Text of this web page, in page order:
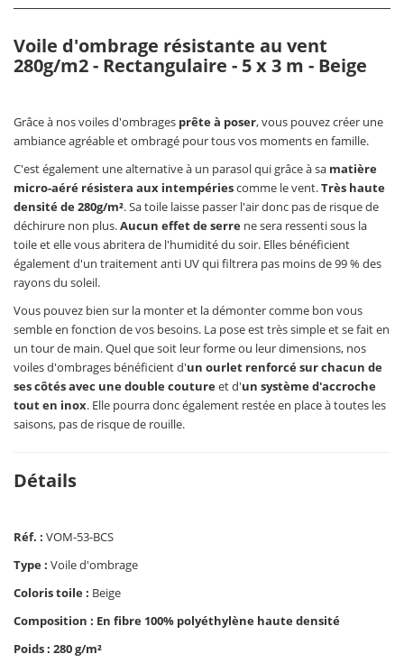
Voile d'ombrage résistante au vent
280g/m2 - Rectangulaire - 5 x 3 m - Beige
Grâce à nos voiles d'ombrages prête à poser, vous pouvez créer une
ambiance agréable et ombragé pour tous vos moments en famille.
C'est également une alternative à un parasol qui grâce à sa matière
micro-aéré résistera aux intempériescomme le vent.Très haute
densité de 280g/m². Sa toile laisse passer l'air donc pas de risque de
déchirure non plus.Aucun effet de serre ne sera ressenti sous la
toile et elle vous abritera de l'humidité du soir. Elles bénéficient
également d'un traitement anti UV qui filtrera pas moins de 99 % des
rayons du soleil.
Vous pouvez bien sur la monter et la démonter comme bon vous
semble en fonction de vos besoins. La pose est très simple et se fait en
un tour de main. Quel que soit leur forme ou leur dimensions, nos
voiles d'ombrages bénéficient d'un ourlet renforcé sur chacun de
ses côtés avec une double coutureet d'un système d'accroche
tout en inox. Elle pourra donc également restée en place à toutes les
saisons, pas de risque de rouille.
Détails
Réf. : VOM-53-BCS
Type : Voile d'ombrage
Coloris toile : Beige
Composition : En fibre 100% polyéthylène haute densité
Poids : 280 g/m²